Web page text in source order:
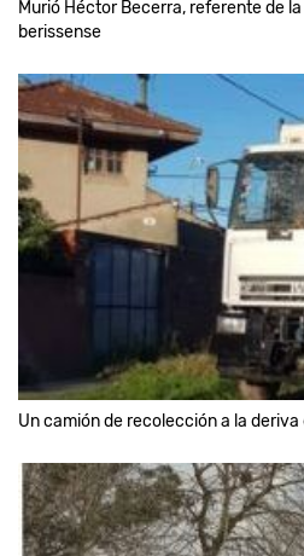
Murió Héctor Becerra, referente de
berissense
Un camión de recolección a la deriva